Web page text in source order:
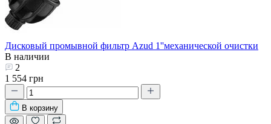
Дисковый промывной фильтр Azud 1''механической очистки
В наличии
2
1 554 грн
В корзину